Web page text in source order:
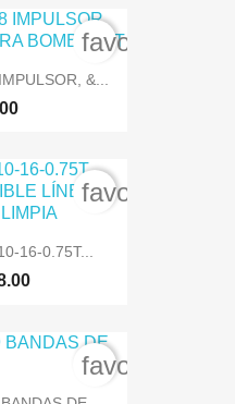
&...
16-0.75T...